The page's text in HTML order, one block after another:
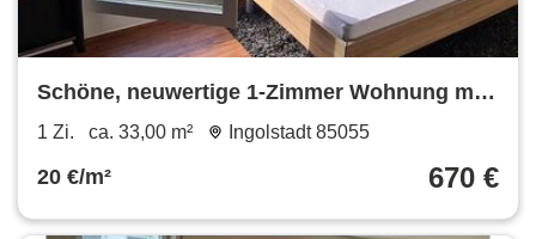
Schöne, neuwertige 1-Zimmer Wohnung mit
SW Dachterrasse und EBK in Ingolstadt
1 Zi. ca. 33,00 m² Ingolstadt 85055
20 €/m² 670 €